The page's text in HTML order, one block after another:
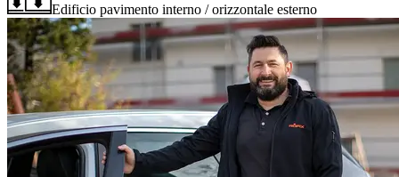
Edificio pavimento interno / orizzontale esterno